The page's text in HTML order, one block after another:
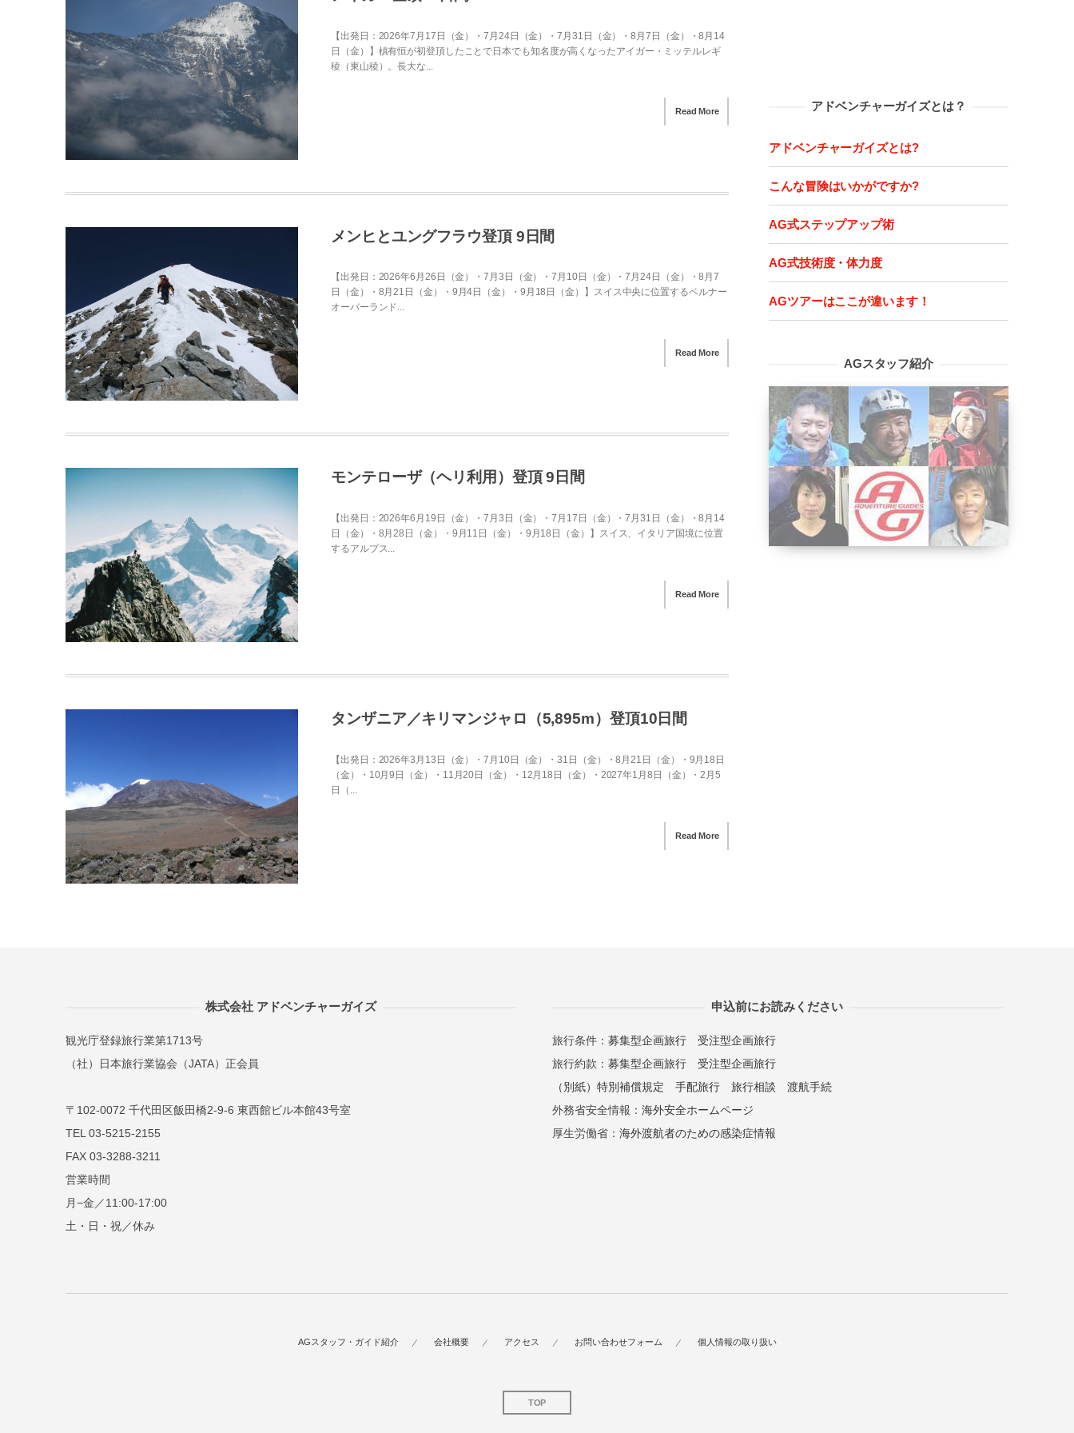
【出発日：2026年7月17日（金）・7月24日（金）・7月31日（金）・8月7日（金）・8月14
日（金）】槙有恒が初登頂したことで日本でも知名度が高くなったアイガー・ミッテルレギ
稜（東山稜）。長大な...
Read More
メンヒとユングフラウ登頂 9日間
【出発日：2026年6月26日（金）・7月3日（金）・7月10日（金）・7月24日（金）・8月7
日（金）・8月21日（金）・9月4日（金）・9月18日（金）】スイス中央に位置するベルナー
オーバーランド...
Read More
モンテローザ（ヘリ利用）登頂 9日間
【出発日：2026年6月19日（金）・7月3日（金）・7月17日（金）・7月31日（金）・8月14
日（金）・8月28日（金）・9月11日（金）・9月18日（金）】スイス、イタリア国境に位置
するアルプス...
Read More
タンザニア／キリマンジャロ（5,895m）登頂10日間
【出発日：2026年3月13日（金）・7月10日（金）・31日（金）・8月21日（金）・9月18日
（金）・10月9日（金）・11月20日（金）・12月18日（金）・2027年1月8日（金）・2月5
日（...
Read More
アドベンチャーガイズとは？
アドベンチャーガイズとは?
こんな冒険はいかがですか?
AG式ステップアップ術
AG式技術度・体力度
AGツアーはここが違います！
AGスタッフ紹介
株式会社 アドベンチャーガイズ
観光庁登録旅行業第1713号
（社）日本旅行業協会（JATA）正会員
〒102-0072 千代田区飯田橋2-9-6 東西館ビル本館43号室
TEL 03-5215-2155
FAX 03-3288-3211
営業時間
月−金／11:00-17:00
土・日・祝／休み
申込前にお読みください
旅行条件： 募集型企画旅行
受注型企画旅行
旅行約款： 募集型企画旅行
受注型企画旅行
（別紙）特別補償規定
手配旅行 旅行相談
渡航手続
外務省安全情報： 海外安全ホームページ
厚生労働省： 海外渡航者のための感染症情報
AGスタッフ・ガイド紹介 会社概要 アクセス お問い合わせフォーム 個人情報の取り扱い
TOP